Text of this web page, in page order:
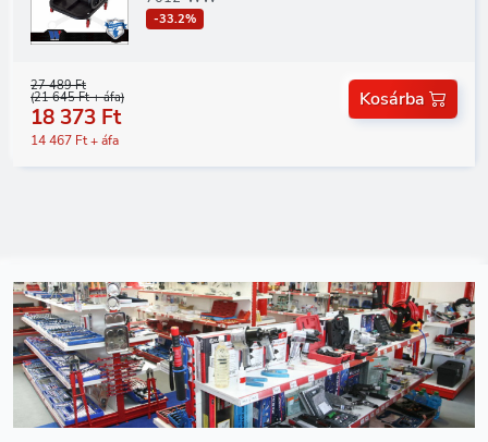
-33.2%
27 489 Ft
(21 645 Ft + áfa)
18 373 Ft
14 467 Ft + áfa
Kosárba